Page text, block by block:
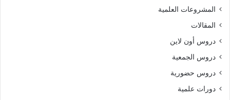
المشروعات العلمية
المقالات
دروس أون لاين
دروس الجمعية
دروس حضورية
دورات علمية